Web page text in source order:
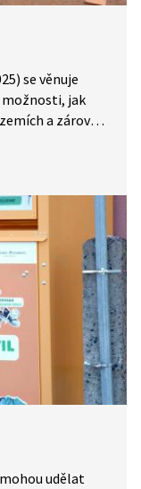
se věnuje
možnosti, jak
a zároveň
část
v Senegalu
zdraví
udělat